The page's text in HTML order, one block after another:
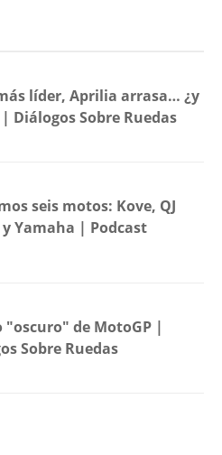
líder, Aprilia arrasa… ¿y
Diálogos Sobre Ruedas
seis motos: Kove, QJ
Yamaha | Podcast
"oscuro" de MotoGP |
Sobre Ruedas